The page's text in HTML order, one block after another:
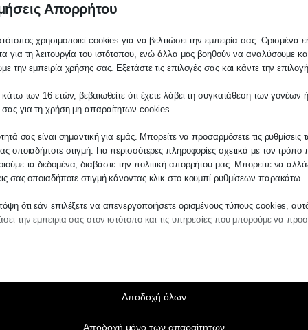
παρεμβάσεις στον τρόπο λειτουργίας
ο νέος Υπουργός επισήμανε ότι θα δοθεί το
όσο και για τα προγράμματα κατάρτισης,
θα αναθεωρηθεί γενικότερα και ο τρόπος με
σε οποιαδήποτε παραγγελία υπηρεσίας
παρακαλούμε επικοινωνήστε μαζί μας
529, είτε μέσω email στο
για να επιβεβαιώσουμε
υπόθεση σας.
Απορρήτου
χρησιμοποιεί cookies για να βελτιώσει την εμπειρία σας. Ορισμένα
για τη λειτουργία του ιστότοπου, ενώ άλλα μας βοηθούν να αναλύσουμε
την εμπειρία χρήσης σας. Εξετάστε τις επιλογές σας και κάντε την
κάτω των 16 ετών, βεβαιωθείτε ότι έχετε λάβει τη συγκατάθεση των γονέων
για τη χρήση μη απαραίτητων cookies.
σας είναι σημαντική για εμάς. Μπορείτε να προσαρμόσετε τις ρυθμίσεις
οποιαδήποτε στιγμή. Για περισσότερες πληροφορίες σχετικά με τον τρόπο
τα δεδομένα, διαβάστε την πολιτική απορρήτου μας. Μπορείτε να
σας οποιαδήποτε στιγμή κάνοντας κλικ στο κουμπί ρυθμίσεων παρακάτω.
ότι εάν επιλέξετε να απενεργοποιήσετε ορισμένους τύπους cookies,
την εμπειρία σας στον ιστότοπο και τις υπηρεσίες που μπορούμε να
ορθή λειτουργία του ιστότοπου. Αυτά τα cookies και υπηρεσίες δεν απαιτούν
του χρήστη σύμφωνα με τον GDPR.
Αποδοχή όλων
Αποδοχή μόνο των απαραίτητων